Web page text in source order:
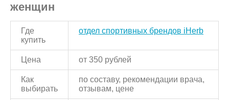
женщин
Где
купить
отдел спортивных брендов iHerb
Цена от 350 рублей
Как
выбирать
по составу, рекомендации врача,
отзывам, цене